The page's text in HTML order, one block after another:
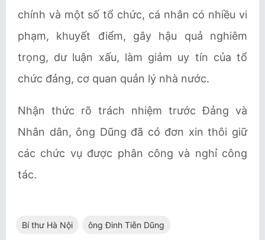
chính và một số tổ chức, cá nhân có nhiều vi
phạm, khuyết điểm, gây hậu quả nghiêm
trọng, dư luận xấu, làm giảm uy tín của tổ
chức đảng, cơ quan quản lý nhà nước.
Nhận thức rõ trách nhiệm trước Đảng và
Nhân dân, ông Dũng đã có đơn xin thôi giữ
các chức vụ được phân công và nghỉ công
tác.
Bí thư Hà Nội ông Đinh Tiễn Dũng